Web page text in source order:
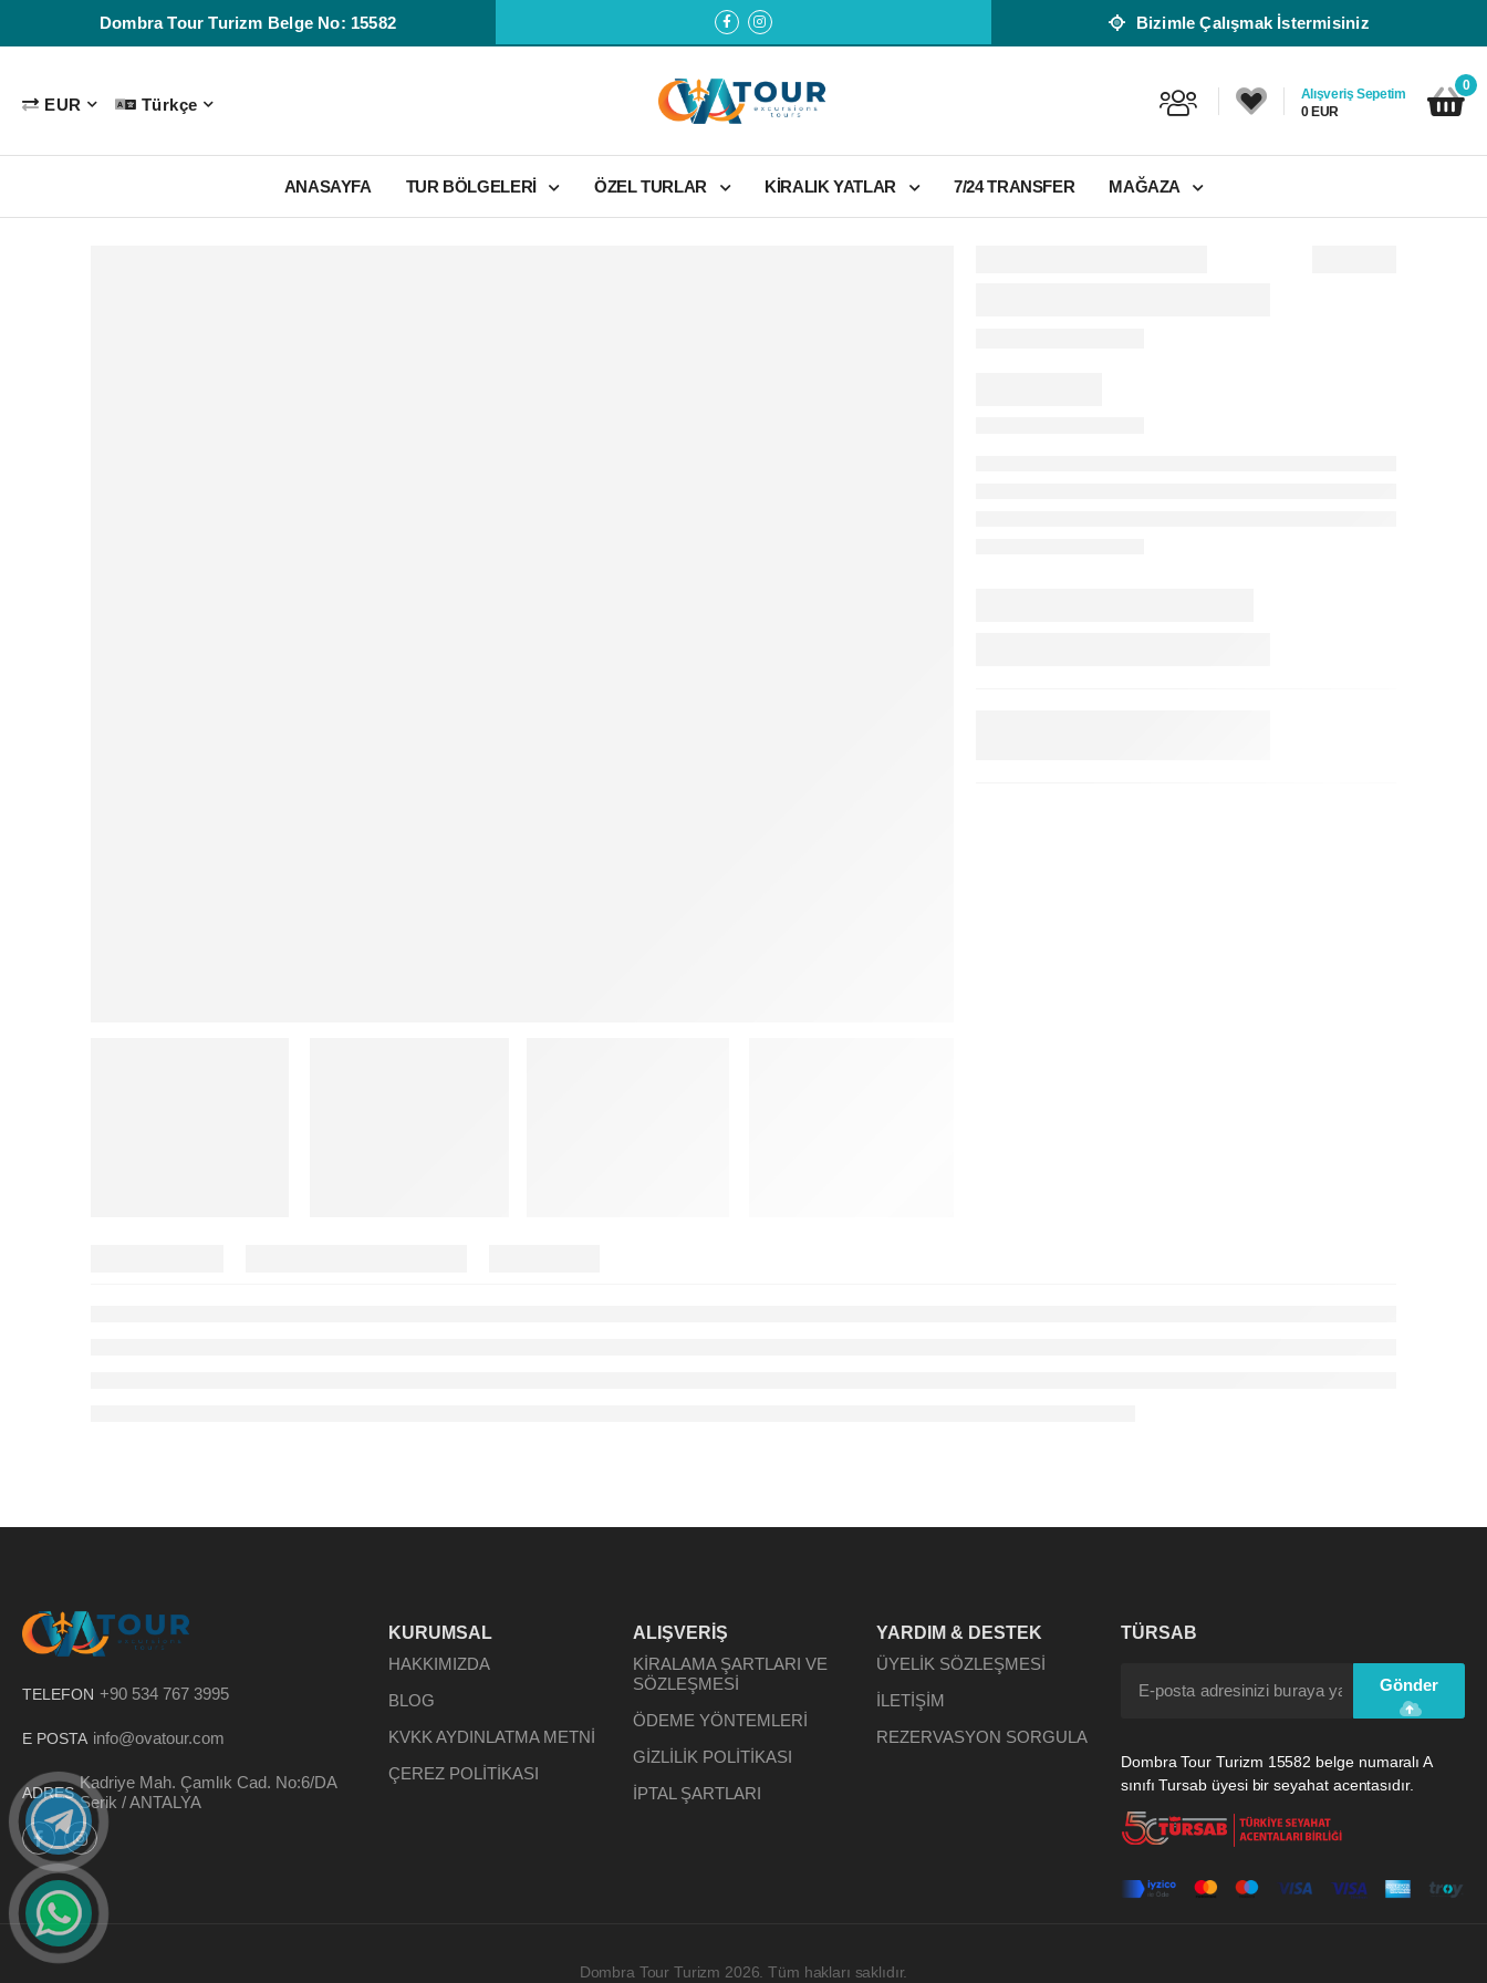
Dombra Tour Turizm Belge No: 15582 Bizimle Çalışmak İstermisiniz
EUR Türkçe
Alışveriş Sepetim
0 EUR
0
ANASAYFA TUR BÖLGELERİ ÖZEL TURLAR KİRALIK YATLAR 7/24 TRANSFER MAĞAZA
TELEFON +90 534 767 3995
E POSTA info@ovatour.com
ADRES
Kadriye Mah. Çamlık Cad. No:6/DA
Serik / ANTALYA
KURUMSAL
HAKKIMIZDA
BLOG
KVKK AYDINLATMA METNİ
ÇEREZ POLİTİKASI
ALIŞVERİŞ
KİRALAMA ŞARTLARI VE
SÖZLEŞMESİ
ÖDEME YÖNTEMLERİ
GİZLİLİK POLİTİKASI
İPTAL ŞARTLARI
YARDIM & DESTEK
ÜYELİK SÖZLEŞMESİ
İLETİŞİM
REZERVASYON SORGULA
TÜRSAB
Gönder
Dombra Tour Turizm 15582 belge numaralı A
sınıfı Tursab üyesi bir seyahat acentasıdır.
Dombra Tour Turizm 2026. Tüm hakları saklıdır.